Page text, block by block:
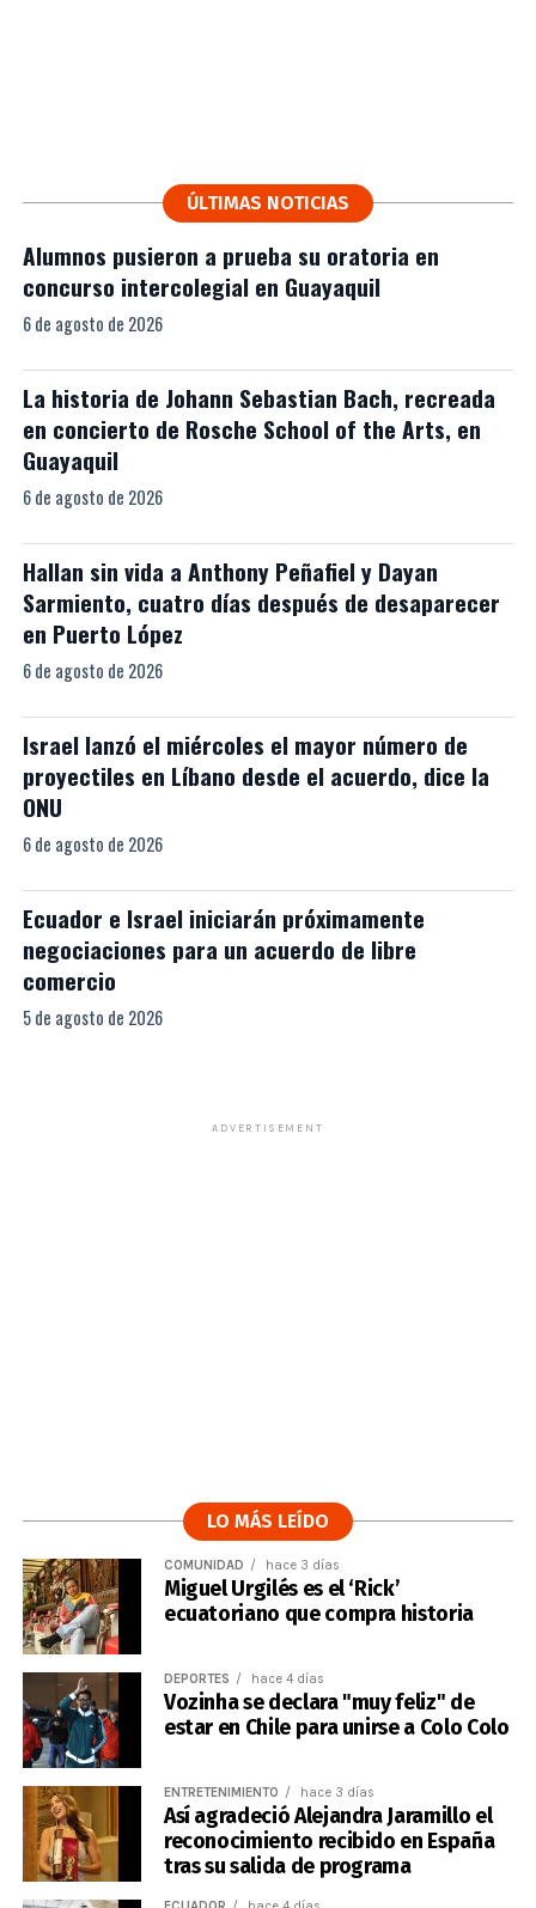
ÚLTIMAS NOTICIAS
Alumnos pusieron a prueba su oratoria en
concurso intercolegial en Guayaquil
6 de agosto de 2026
La historia de Johann Sebastian Bach, recreada
en concierto de Rosche School of the Arts, en
Guayaquil
6 de agosto de 2026
Hallan sin vida a Anthony Peñafiel y Dayan
Sarmiento, cuatro días después de desaparecer
en Puerto López
6 de agosto de 2026
Israel lanzó el miércoles el mayor número de
proyectiles en Líbano desde el acuerdo, dice la
ONU
6 de agosto de 2026
Ecuador e Israel iniciarán próximamente
negociaciones para un acuerdo de libre
comercio
5 de agosto de 2026
ADVERTISEMENT
LO MÁS LEÍDO
COMUNIDAD hace 3 días
Miguel Urgilés es el ‘Rick’
ecuatoriano que compra historia
DEPORTES hace 4 días
Vozinha se declara "muy feliz" de
estar en Chile para unirse a Colo Colo
ENTRETENIMIENTO hace 3 días
Así agradeció Alejandra Jaramillo el
reconocimiento recibido en España
tras su salida de programa